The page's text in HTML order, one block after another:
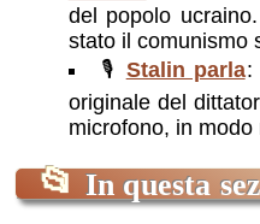
del popolo
stato il comunismo
🎙️ Stalin parla:
originale del
microfono, in modo
📂 In questa